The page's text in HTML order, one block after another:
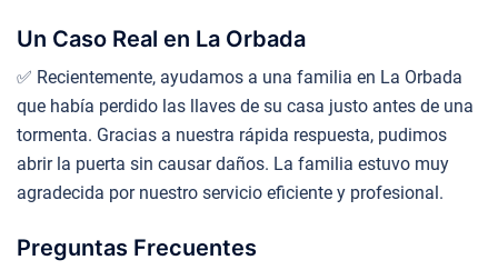
Un Caso Real en La Orbada
✅ Recientemente, ayudamos a una familia en La Orbada
que había perdido las llaves de su casa justo antes de una
tormenta. Gracias a nuestra rápida respuesta, pudimos
abrir la puerta sin causar daños. La familia estuvo muy
agradecida por nuestro servicio eficiente y profesional.
Preguntas Frecuentes